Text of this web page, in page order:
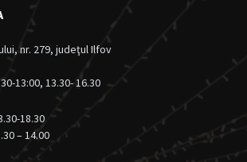
nr. 279, judeţul Ilfov
13:00, 13.30- 16.30
18.30
– 14.00